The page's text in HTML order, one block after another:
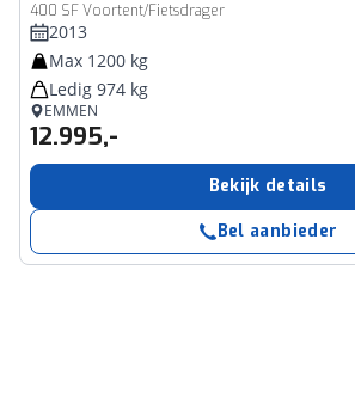
400 SF Voortent/Fietsdrager
2013
Max 1200 kg
Ledig 974 kg
EMMEN
12.995,-
Bekijk details
Bel aanbieder